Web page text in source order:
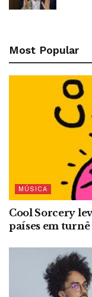
Most Popular
MÚSICA
Cool Sorcery
países em